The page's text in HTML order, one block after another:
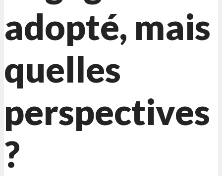
adopté, mais
quelles
perspectives
?